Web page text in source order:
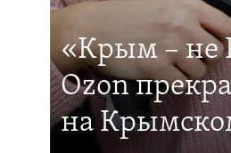
«Крым – не
Ozon
на